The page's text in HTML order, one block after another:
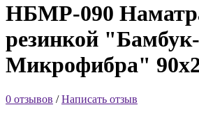
НБМР-090
резинкой "Бамбук-
Микрофибра"
0 отзывов /Написать отзыв